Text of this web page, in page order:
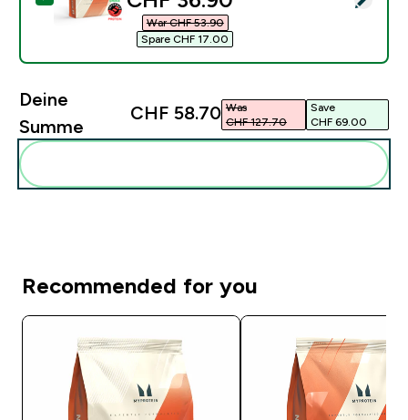
War CHF 53.90‎
Spare CHF 17.00‎
Deine
Summe
CHF 58.70‎ Was
CHF 127.70‎
Save
CHF 69.00‎
Recommended for you